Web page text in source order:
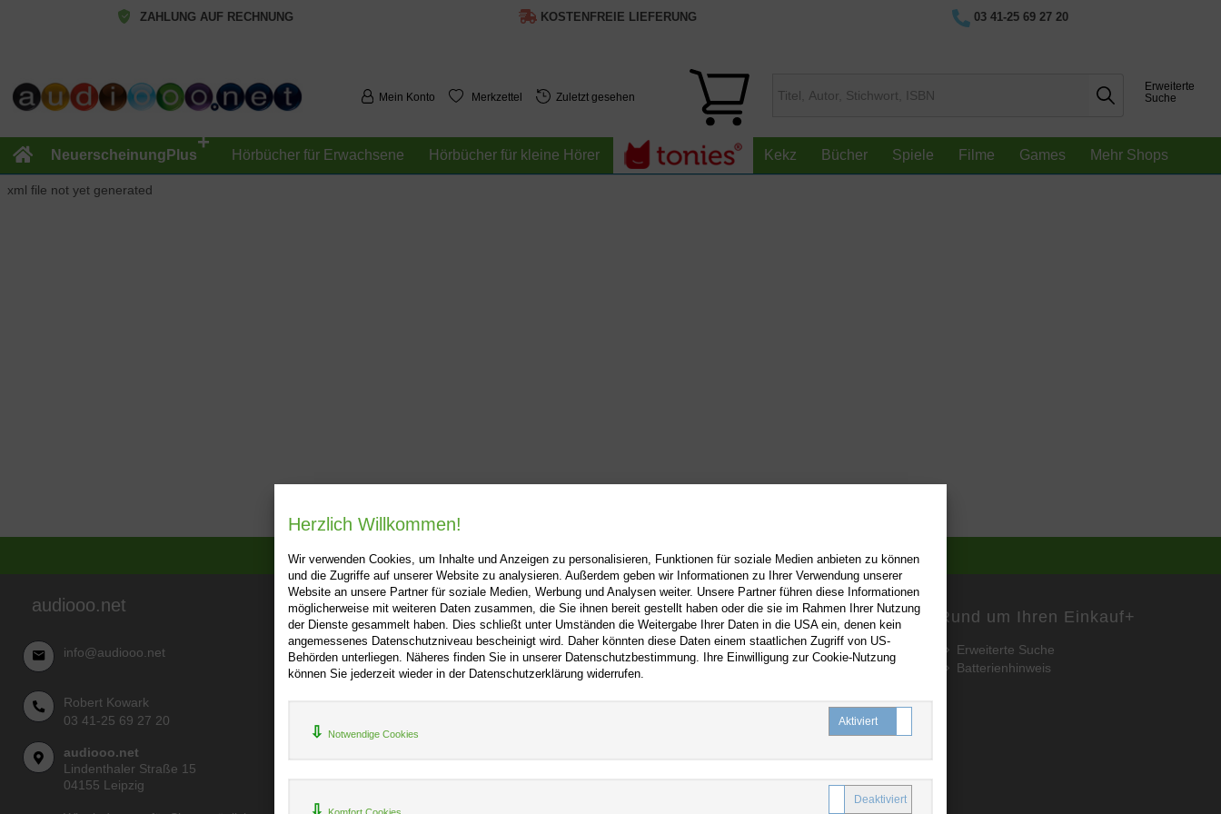
ZAHLUNG AUF RECHNUNG KOSTENFREIE LIEFERUNG 03 41-25 69 27 20
Mein Konto Merkzettel Zuletzt gesehen
Erweiterte
Suche
NeuerscheinungPlus
+
Hörbücher für Erwachsene Hörbücher für kleine Hörer Kekz Bücher Spiele Filme Games Mehr Shops
xml file not yet generated
audiooo.net
info@audiooo.net
Robert Kowark
03 41-25 69 27 20
audiooo.net
Lindenthaler Straße 15
04155 Leipzig
Über audiooo.net+
AGB
Impressum
Hilfe+
Kontakt
Newsletter
Rund um Ihren Einkauf+
Erweiterte Suche
Batterienhinweis
Herzlich Willkommen!
Wir verwenden Cookies, um Inhalte und Anzeigen zu personalisieren, Funktionen für soziale Medien anbieten zu können
und die Zugriffe auf unserer Website zu analysieren. Außerdem geben wir Informationen zu Ihrer Verwendung unserer
Website an unsere Partner für soziale Medien, Werbung und Analysen weiter. Unsere Partner führen diese Informationen
möglicherweise mit weiteren Daten zusammen, die Sie ihnen bereit gestellt haben oder die sie im Rahmen Ihrer Nutzung
der Dienste gesammelt haben. Dies schließt unter Umständen die Weitergabe Ihrer Daten in die USA ein, denen kein
angemessenes Datenschutzniveau bescheinigt wird. Daher könnten diese Daten einem staatlichen Zugriff von US-
Behörden unterliegen. Näheres finden Sie in unserer Datenschutzbestimmung. Ihre Einwilligung zur Cookie-Nutzung
können Sie jederzeit wieder in der Datenschutzerklärung widerrufen.
Notwendige Cookies